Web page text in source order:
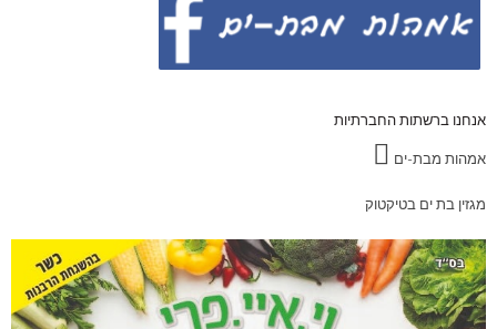
אנחנו ברשתות החברתיות
אמהות מבת-ים
מגזין בת ים בטיקטוק